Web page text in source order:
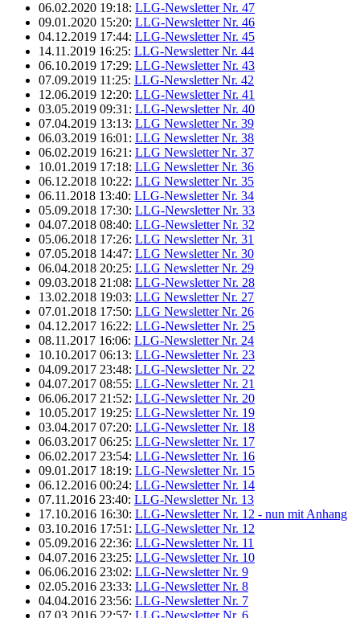
06.02.2020 19:18: LLG-Newsletter Nr. 47
09.01.2020 15:20: LLG-Newsletter Nr. 46
04.12.2019 17:44: LLG-Newsletter Nr. 45
14.11.2019 16:25: LLG-Newsletter Nr. 44
06.10.2019 17:29: LLG-Newsletter Nr. 43
07.09.2019 11:25: LLG-Newsletter Nr. 42
12.06.2019 12:20: LLG-Newsletter Nr. 41
03.05.2019 09:31: LLG-Newsletter Nr. 40
07.04.2019 13:13: LLG Newsletter Nr. 39
06.03.2019 16:01: LLG Newsletter Nr. 38
06.02.2019 16:21: LLG Newsletter Nr. 37
10.01.2019 17:18: LLG Newsletter Nr. 36
06.12.2018 10:22: LLG Newsletter Nr. 35
06.11.2018 13:40: LLG-Newsletter Nr. 34
05.09.2018 17:30: LLG-Newsletter Nr. 33
04.07.2018 08:40: LLG-Newsletter Nr. 32
05.06.2018 17:26: LLG Newsletter Nr. 31
07.05.2018 14:47: LLG Newsletter Nr. 30
06.04.2018 20:25: LLG Newsletter Nr. 29
09.03.2018 21:08: LLG-Newsletter Nr. 28
13.02.2018 19:03: LLG Newsletter Nr. 27
07.01.2018 17:50: LLG Newsletter Nr. 26
04.12.2017 16:22: LLG-Newsletter Nr. 25
08.11.2017 16:06: LLG-Newsletter Nr. 24
10.10.2017 06:13: LLG-Newsletter Nr. 23
04.09.2017 23:48: LLG-Newsletter Nr. 22
04.07.2017 08:55: LLG-Newsletter Nr. 21
06.06.2017 21:52: LLG-Newsletter Nr. 20
10.05.2017 19:25: LLG-Newsletter Nr. 19
03.04.2017 07:20: LLG-Newsletter Nr. 18
06.03.2017 06:25: LLG-Newsletter Nr. 17
06.02.2017 23:54: LLG-Newsletter Nr. 16
09.01.2017 18:19: LLG-Newsletter Nr. 15
06.12.2016 00:24: LLG-Newsletter Nr. 14
07.11.2016 23:40: LLG-Newsletter Nr. 13
17.10.2016 16:30: LLG-Newsletter Nr. 12 - nun mit Anhang
03.10.2016 17:51: LLG-Newsletter Nr. 12
05.09.2016 22:36: LLG-Newsletter Nr. 11
04.07.2016 23:25: LLG-Newsletter Nr. 10
06.06.2016 23:02: LLG-Newsletter Nr. 9
02.05.2016 23:33: LLG-Newsletter Nr. 8
04.04.2016 23:56: LLG-Newsletter Nr. 7
07.03.2016 22:57: LLG-Newsletter Nr. 6